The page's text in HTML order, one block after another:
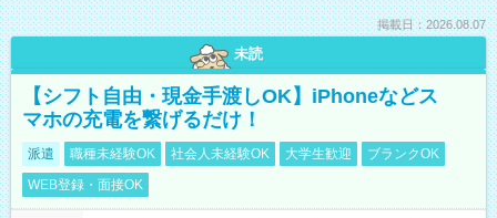
掲載日：2026.08.07
未読
【シフト自由・現金手渡しOK】iPhoneなどス
マホの充電を繋げるだけ！
派遣 職種未経験OK 社会人未経験OK 大学生歓迎
ブランクOK
WEB登録・面接OK